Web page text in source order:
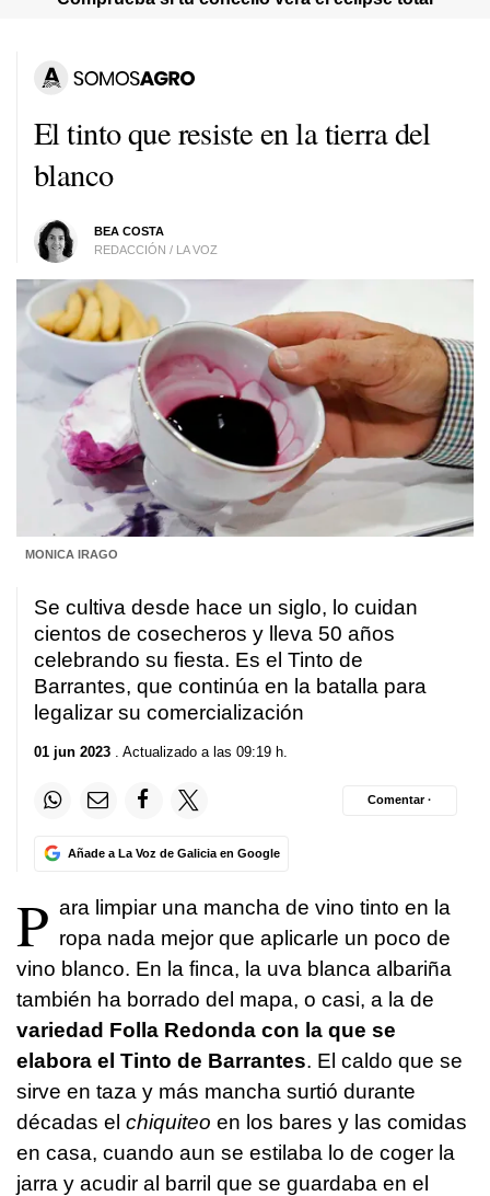
El tinto que resiste en la tierra del
blanco
BEA COSTA
REDACCIÓN / LA VOZ
MONICA IRAGO
Se cultiva desde hace un siglo, lo cuidan
cientos de cosecheros y lleva 50 años
celebrando su fiesta. Es el Tinto de
Barrantes, que continúa en la batalla para
legalizar su comercialización
01 jun 2023 . Actualizado a las 09:19 h.
Añade a La Voz de Galicia en Google
Comentar ·
P ara limpiar una mancha de vino tinto en la
ropa nada mejor que aplicarle un poco de
vino blanco. En la finca, la uva blanca albariña
también ha borrado del mapa, o casi, a la de
variedad Folla Redonda con la que se
elabora el Tinto de Barrantes. El caldo que se
sirve en taza y más mancha surtió durante
décadas el chiquiteo en los bares y las comidas
en casa, cuando aun se estilaba lo de coger la
jarra y acudir al barril que se guardaba en el